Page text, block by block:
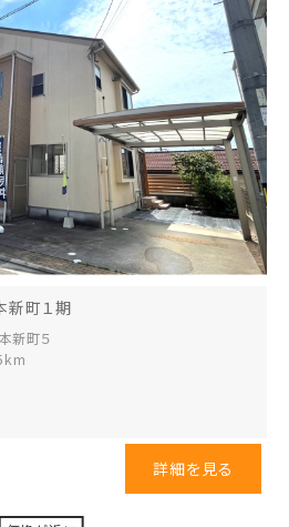
新町１期
新町５
詳細を見る